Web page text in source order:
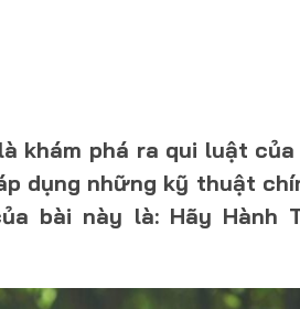
khám phá ra qui luật
dụng những kỹ thuật
bài này là: Hãy Hành